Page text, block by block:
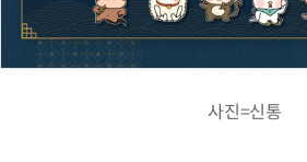
사진=신통